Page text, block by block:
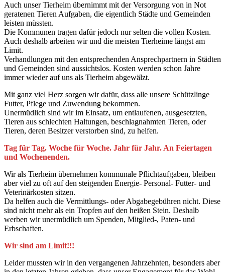
Auch unser Tierheim übernimmt mit der Versorgung von in Not
geratenen Tieren Aufgaben, die eigentlich Städte und Gemeinden
leisten müssten.
Die Kommunen tragen dafür jedoch nur selten die vollen Kosten.
Auch deshalb arbeiten wir und die meisten Tierheime längst am
Limit.
Verhandlungen mit den entsprechenden Ansprechpartnern in Städten
und Gemeinden sind aussichtslos. Kosten werden schon Jahre
immer wieder auf uns als Tierheim abgewälzt.
Mit ganz viel Herz sorgen wir dafür, dass alle unsere Schützlinge
Futter, Pflege und Zuwendung bekommen.
Unermüdlich sind wir im Einsatz, um entlaufenen, ausgesetzten,
Tieren aus schlechten Haltungen, beschlagnahmten Tieren, oder
Tieren, deren Besitzer verstorben sind, zu helfen.
Tag für Tag. Woche für Woche. Jahr für Jahr. An Feiertagen
und Wochenenden.
Wir als Tierheim übernehmen kommunale Pflichtaufgaben, bleiben
aber viel zu oft auf den steigenden Energie- Personal- Futter- und
Veterinärkosten sitzen.
Da helfen auch die Vermittlungs- oder Abgabegebühren nicht. Diese
sind nicht mehr als ein Tropfen auf den heißen Stein. Deshalb
werben wir unermüdlich um Spenden, Mitglied-, Paten- und
Erbschaften.
Wir sind am Limit!!!
Leider mussten wir in den vergangenen Jahrzehnten, besonders aber